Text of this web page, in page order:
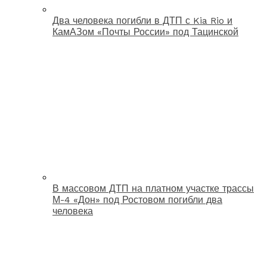
Два человека погибли в ДТП с Kia Rio и
КамАЗом «Почты России» под Тацинской
В массовом ДТП на платном участке трассы
М-4 «Дон» под Ростовом погибли два
человека